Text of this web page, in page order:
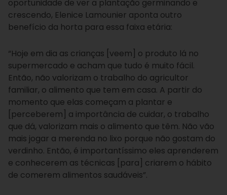
oportunidade de ver a plantação germinando e
crescendo, Elenice Lamounier aponta outro
benefício da horta para essa faixa etária:
“Hoje em dia as crianças [veem] o produto lá no
supermercado e acham que tudo é muito fácil.
Então, não valorizam o trabalho do agricultor
familiar, o alimento que tem em casa. A partir do
momento que elas começam a plantar e
[perceberem] a importância de cuidar, o trabalho
que dá, valorizam mais o alimento que têm. Não vão
mais jogar a merenda no lixo porque não gostam do
verdinho. Então, é importantíssimo eles aprenderem
e conhecerem as técnicas [para] criarem o hábito
de comerem alimentos saudáveis”.